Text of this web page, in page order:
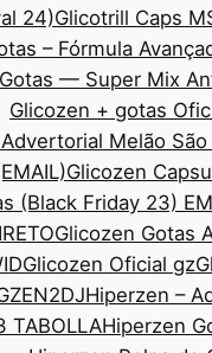
24)Glicotrill Caps
– Fórmula
— Super Mix
Glicozen + gotas
Melão
Glicozen
(Black Friday 23)
Glicozen Gotas
Glicozen Oficial gz
Hiperzen –
TABOLLAHiperzen